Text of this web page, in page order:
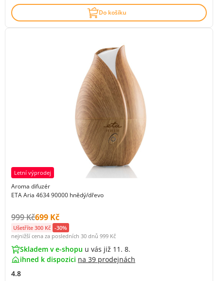
Do košíku
Letní výprodej
Aroma difuzér
ETA Aria 4634 90000 hnědý/dřevo
Původní cena s DPH:
999 KčCena s DPH:
699 Kč
Ušetříte 300 Kč -30%
nejnižší cena za posledních 30 dnů 999 Kč
Skladem v e-shopu u vás již 11. 8.
ihned k dispozici na 39 prodejnách
4.8